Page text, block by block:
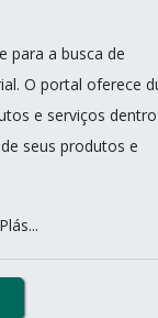
para a busca de
O portal oferece
e serviços
seus produtos e